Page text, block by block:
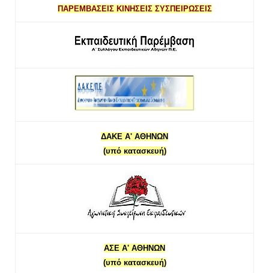
ΠΑΡΕΜΒΑΣΕΙΣ ΚΙΝΗΣΕΙΣ ΣΥΣΠΕΙΡΩΣΕΙΣ
ΔΑΚΕ Α' ΑΘΗΝΩΝ
(υπό κατασκευή)
ΑΣΕ Α' ΑΘΗΝΩΝ
(υπό κατασκευή)